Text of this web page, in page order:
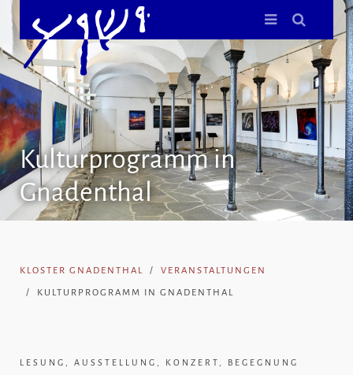
Kulturprogramm in
Gnadenthal
KLOSTER GNADENTHAL VERANSTALTUNGEN
KULTURPROGRAMM IN GNADENTHAL
LESUNG, AUSSTELLUNG, KONZERT, BEGEGNUNG